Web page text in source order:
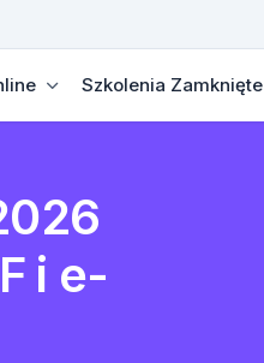
Szkolenia Zamknięte
i e-